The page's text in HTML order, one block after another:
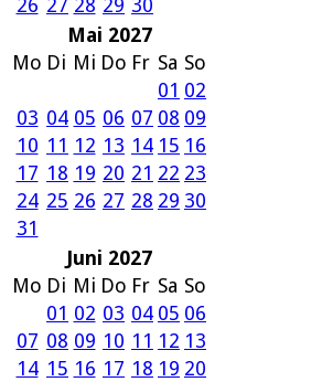
Mai 2027
Mo Di Mi Do Fr Sa So
01 02
03 04 05 06 07 08 09
10 11 12 13 14 15 16
17 18 19 20 21 22 23
24 25 26 27 28 29 30
31
Juni 2027
Mo Di Mi Do Fr Sa So
01 02 03 04 05 06
07 08 09 10 11 12 13
14 15 16 17 18 19 20